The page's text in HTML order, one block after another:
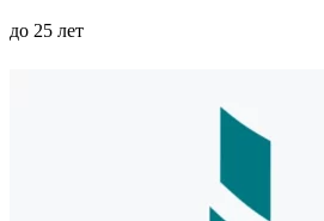
до 25 лет